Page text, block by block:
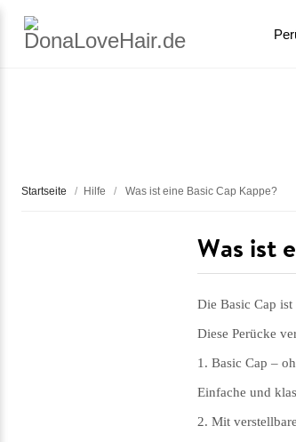
Startseite / Hilfe / Was ist eine Basic Cap Kappe?
Was ist
Die Basic Cap
Diese Perücke
1. Basic Cap –
Einfache und
2. Mit